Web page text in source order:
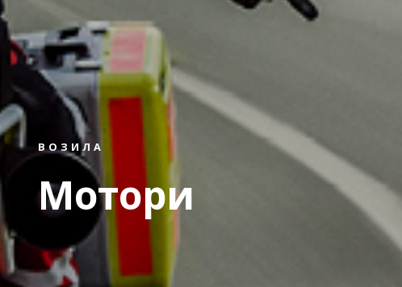
ВОЗИЛА
Мотори